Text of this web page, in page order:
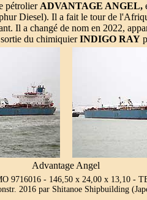
pétrolier ADVANTAGE ANGEL,
Diesel). Il a fait le tour de
Il a changé de nom en 2022,
du chimiquierINDIGO RAY
Advantage Angel
9716016 - 146,50 x 24,00 x 13,10 -
2016 par Shitanoe Shipbuilding